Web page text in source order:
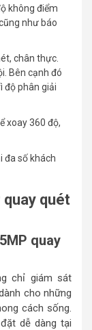
không điểm
như báo
chân thực.
Bên cạnh đó
độ phân giải
xoay 360 độ,
đa số khách
quay quét
quay
chỉ giám sát
cho những
cách sống.
dễ dàng tại